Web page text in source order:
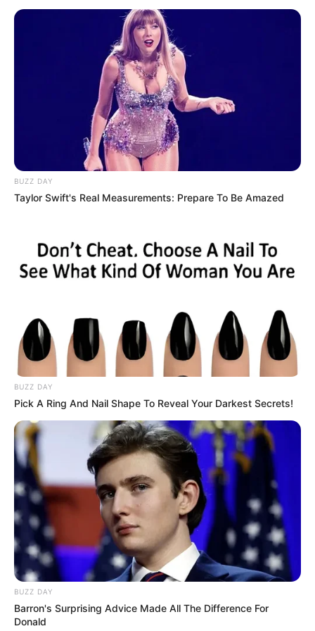
BUZZ DAY
Taylor Swift's Real Measurements: Prepare To Be Amazed
BUZZ DAY
Pick A Ring And Nail Shape To Reveal Your Darkest Secrets!
BUZZ DAY
Barron's Surprising Advice Made All The Difference For
Donald